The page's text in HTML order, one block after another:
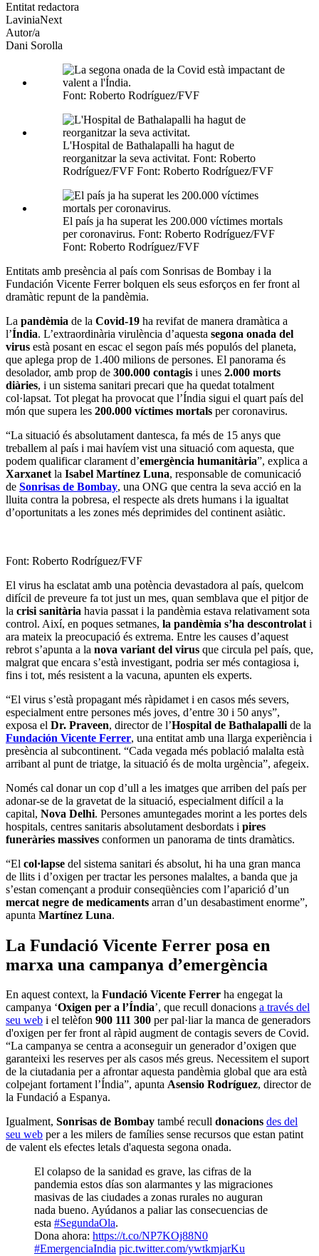
altres
xarxes
socials
Entitat redactora
LaviniaNext
Autor/a
Dani Sorolla
Font: Roberto Rodríguez/FVF
L'Hospital de Bathalapalli ha hagut de
reorganitzar la seva activitat. Font: Roberto
Rodríguez/FVF Font: Roberto Rodríguez/FVF
El país ja ha superat les 200.000 víctimes mortals
per coronavirus. Font: Roberto Rodríguez/FVF
Font: Roberto Rodríguez/FVF
Entitats amb presència al país com Sonrisas de Bombay i la
Fundación Vicente Ferrer bolquen els seus esforços en fer front al
dramàtic repunt de la pandèmia.
La pandèmia de la Covid-19 ha revifat de manera dramàtica a
l’Índia. L’extraordinària virulència d’aquesta segona onada del
virus està posant en escac el segon país més populós del planeta,
que aplega prop de 1.400 milions de persones. El panorama és
desolador, amb prop de 300.000 contagis i unes 2.000 morts
diàries, i un sistema sanitari precari que ha quedat totalment
col·lapsat. Tot plegat ha provocat que l’Índia sigui el quart país del
món que supera les 200.000 víctimes mortals per coronavirus.
“La situació és absolutament dantesca, fa més de 15 anys que
treballem al país i mai havíem vist una situació com aquesta, que
podem qualificar clarament d’emergència humanitària”, explica a
Xarxanet la Isabel Martínez Luna, responsable de comunicació
de Sonrisas de Bombay, una ONG que centra la seva acció en la
lluita contra la pobresa, el respecte als drets humans i la igualtat
d’oportunitats a les zones més deprimides del continent asiàtic.
Font: Roberto Rodríguez/FVF
El virus ha esclatat amb una potència devastadora al país, quelcom
difícil de preveure fa tot just un mes, quan semblava que el pitjor de
la crisi sanitària havia passat i la pandèmia estava relativament sota
control. Així, en poques setmanes, la pandèmia s’ha descontrolat i
ara mateix la preocupació és extrema. Entre les causes d’aquest
rebrot s’apunta a la nova variant del virus que circula pel país, que,
malgrat que encara s’està investigant, podria ser més contagiosa i,
fins i tot, més resistent a la vacuna, apunten els experts.
“El virus s’està propagant més ràpidamet i en casos més severs,
especialment entre persones més joves, d’entre 30 i 50 anys”,
exposa el Dr. Praveen, director de l’Hospital de Bathalapalli de la
Fundación Vicente Ferrer, una entitat amb una llarga experiència i
presència al subcontinent. “Cada vegada més població malalta està
arribant al punt de triatge, la situació és de molta urgència”, afegeix.
Només cal donar un cop d’ull a les imatges que arriben del país per
adonar-se de la gravetat de la situació, especialment difícil a la
capital, Nova Delhi. Persones amuntegades morint a les portes dels
hospitals, centres sanitaris absolutament desbordats i pires
funeràries massives conformen un panorama de tints dramàtics.
“El col·lapse del sistema sanitari és absolut, hi ha una gran manca
de llits i d’oxigen per tractar les persones malaltes, a banda que ja
s’estan començant a produir conseqüències com l’aparició d’un
mercat negre de medicaments arran d’un desabastiment enorme”,
apunta Martínez Luna.
La Fundació Vicente Ferrer posa en
marxa una campanya d’emergència
En aquest context, la Fundació Vicente Ferrer ha engegat la
campanya ‘Oxigen per a l’Índia’, que recull donacions a través del
seu web i el telèfon 900 111 300 per pal·liar la manca de generadors
d'oxigen per fer front al ràpid augment de contagis severs de Covid.
“La campanya se centra a aconseguir un generador d’oxigen que
garanteixi les reserves per als casos més greus. Necessitem el suport
de la ciutadania per a afrontar aquesta pandèmia global que ara està
colpejant fortament l’Índia”, apunta Asensio Rodríguez, director de
la Fundació a Espanya.
Igualment, Sonrisas de Bombay també recull donacions des del
seu web per a les milers de famílies sense recursos que estan patint
de valent els efectes letals d'aquesta segona onada.
El colapso de la sanidad es grave, las cifras de la
pandemia estos días son alarmantes y las migraciones
masivas de las ciudades a zonas rurales no auguran
nada bueno. Ayúdanos a paliar las consecuencias de
esta #SegundaOla.
Dona ahora: https://t.co/NP7KOj88N0
#EmergenciaIndia pic.twitter.com/ywtkmjarKu